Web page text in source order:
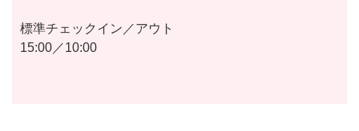
標準チェックイン／アウト
15:00／10:00